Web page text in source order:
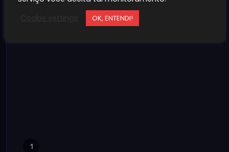
1
OK, ENTENDI!